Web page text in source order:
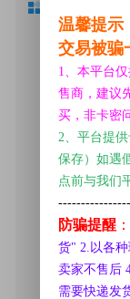
1.卡的归
2.属于
3.目前测
可以
其他未知
(不能绑
4.卡内有
5.售出一
6.量大议
卡密的
最后4位
温馨提示
交易被骗
1、本平台
售商，建议
买，非卡密
2、平台提
保存）如遇
点前与我们
防骗提醒 ：
货" 2.以各种
卖家不售后
需要快递发